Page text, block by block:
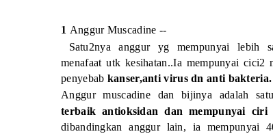
1 Anggur Muscadine --
Satu2nya anggur yg mempunyai lebih
menafaat utk kesihatan..Ia mempunyai cici2
penyebab kanser,anti virus dn anti bakteria.
Anggur muscadine dan bijinya adalah
terbaik antioksidan dan mempunyai ciri
dibandingkan anggur lain, ia mempunyai